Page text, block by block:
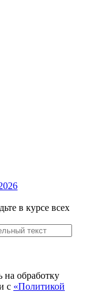
в курсе всех
обработку
с «Политикой